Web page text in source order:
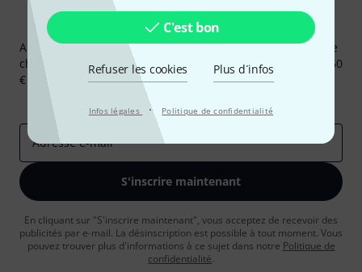
C'est bon
Refuser les cookies Plus d´infos
Infos légales · Politique de confidentialité
Newsletters Thomann
Abonnez-vous à la newsletter Thomann et, avec un peu de
chance, gagnez l'un des 50 bons d'achat d'une valeur de 50
€ chacun!
Articles inspirants
Adresse e-mail*
S'inscrire maintenant
En cliquant sur "S'inscrire maintenant", vous acceptez de recevoir des
publicités par e-mail. La désinscription est possible à tout moment. Vous
pouvez trouver plus d'informations à ce sujet dans notre Politique de
confidentialité.